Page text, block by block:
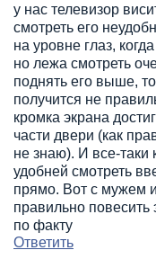
у нас телевизор
смотреть его
на уровне глаз,
но лежа смотреть
поднять его выше,
получится не
кромка экрана
части двери (как
не знаю). И все-таки
удобней смотреть
прямо. Вот с мужем
правильно повесить
по факту
Ответить